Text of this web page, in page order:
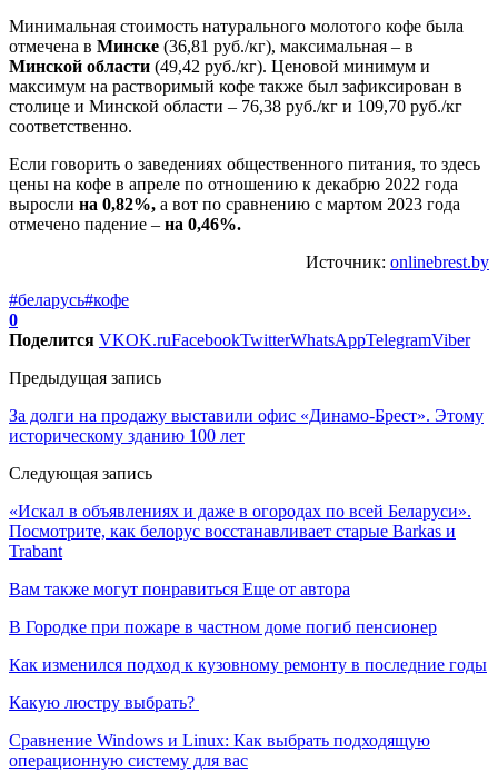
Минимальная стоимость натурального молотого кофе была
отмечена в Минске (36,81 руб./кг), максимальная – в
Минской области (49,42 руб./кг). Ценовой минимум и
максимум на растворимый кофе также был зафиксирован в
столице и Минской области – 76,38 руб./кг и 109,70 руб./кг
соответственно.
Если говорить о заведениях общественного питания, то здесь
цены на кофе в апреле по отношению к декабрю 2022 года
выросли на 0,82%, а вот по сравнению с мартом 2023 года
отмечено падение – на 0,46%.
Источник: onlinebrest.by
#беларусь#кофе
0
Поделится VKOK.ruFacebookTwitterWhatsAppTelegramViber
Предыдущая запись
За долги на продажу выставили офис «Динамо-Брест». Этому
историческому зданию 100 лет
Следующая запись
«Искал в объявлениях и даже в огородах по всей Беларуси».
Посмотрите, как белорус восстанавливает старые Barkas и
Trabant
Вам также могут понравиться Еще от автора
В Городке при пожаре в частном доме погиб пенсионер
Как изменился подход к кузовному ремонту в последние годы
Какую люстру выбрать?
Сравнение Windows и Linux: Как выбрать подходящую
операционную систему для вас